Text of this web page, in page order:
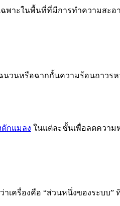
พาะในพื้นที่ที่มีการทำความสะอ
นวนหรือฉากกั้นความร้อนถาวรห
ดักแมลง ในแต่ละชั้นเพื่อลดควา
เครื่องคือ “ส่วนหนึ่งของระบบ”